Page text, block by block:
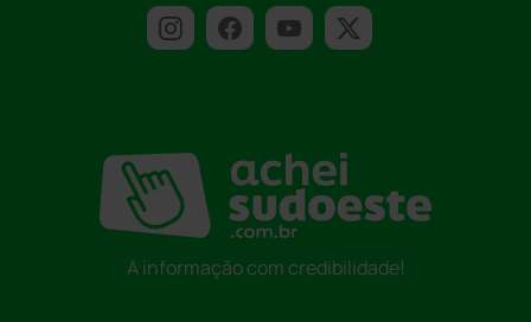
A informação com credibilidade!